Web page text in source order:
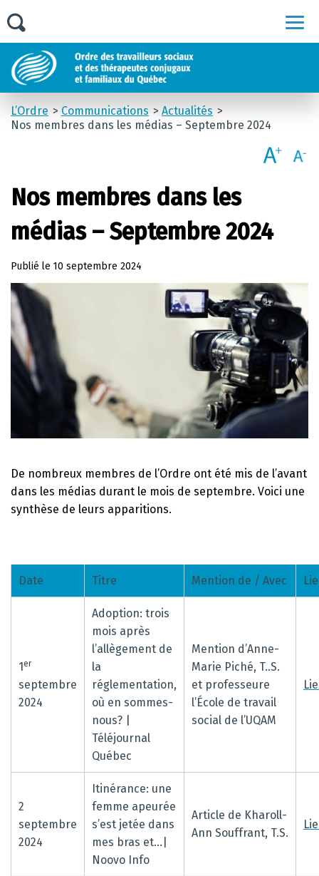
L’Ordre Communications
Actualités
Nos membres dans les médias – Septembre 2024
Nos membres dans les
médias – Septembre 2024
Publié le 10 septembre 2024
De nombreux membres de l’Ordre ont été mis de l’avant
dans les médias durant le mois de septembre. Voici une
synthèse de leurs apparitions.
Date Titre Mention de / Avec
1er
septembre
2024
Adoption: trois
mois après
l’allègement de
la
réglementation,
où en sommes-
nous? |
Téléjournal
Québec
Mention d’Anne-
Marie Piché, T..S.
et professeure
l’École de travail
social de l’UQAM
2
septembre
2024
Itinérance: une
femme apeurée
s’est jetée dans
mes bras et…|
Noovo Info
Article de Kharoll-
Ann Souffrant, T.S.